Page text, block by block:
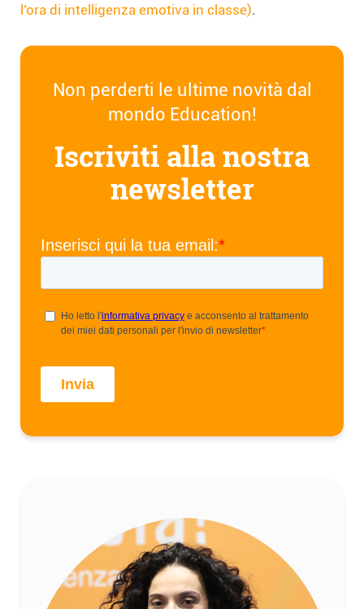
l’ora di intelligenza emotiva in classe).
Non perderti le ultime novità dal
mondo Education!
Iscriviti alla nostra
newsletter